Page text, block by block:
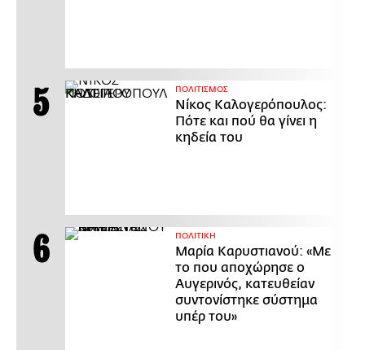
ΠΟΛΙΤΙΣΜΟΣ
Νίκος Καλογερόπουλος:
Πότε και πού θα γίνει η
κηδεία του
ΠΟΛΙΤΙΚΗ
Μαρία Καρυστιανού: «Με
το που αποχώρησε ο
Αυγερινός, κατευθείαν
συντονίστηκε σύστημα
υπέρ του»